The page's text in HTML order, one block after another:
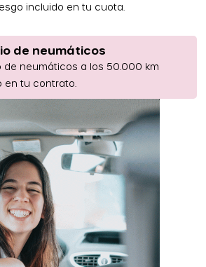
incluido en tu cuota.
de neumáticos
de neumáticos a los 50.000 km
en tu contrato.